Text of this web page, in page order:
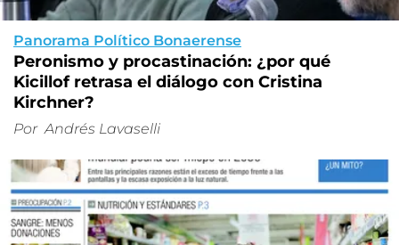
Panorama Político Bonaerense
Peronismo y procastinación: ¿por qué
Kicillof retrasa el diálogo con Cristina
Kirchner?
Por Andrés Lavaselli